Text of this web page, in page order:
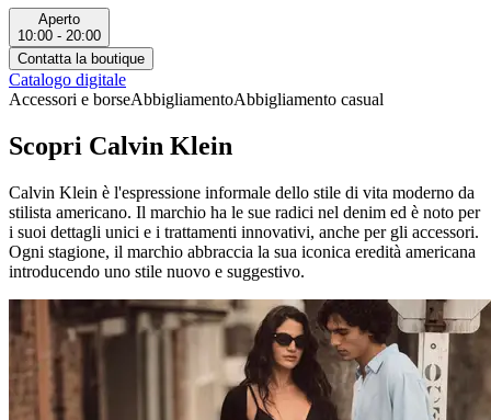
Aperto
10:00 - 20:00
Contatta la boutique
Catalogo digitale
Accessori e borseAbbigliamentoAbbigliamento casual
Scopri Calvin Klein
Calvin Klein è l'espressione informale dello stile di vita moderno da
stilista americano. Il marchio ha le sue radici nel denim ed è noto per
i suoi dettagli unici e i trattamenti innovativi, anche per gli accessori.
Ogni stagione, il marchio abbraccia la sua iconica eredità americana
introducendo uno stile nuovo e suggestivo.